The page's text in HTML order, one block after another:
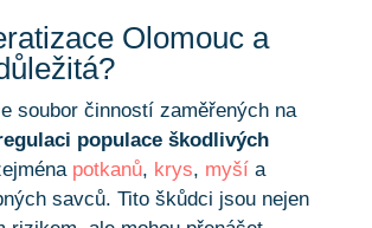
Olomouc a
soubor činností zaměřených na
populace škodlivých
potkanů, krys, myšía
savců. Tito škůdci jsou nejen